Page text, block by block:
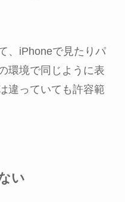
、iPhoneで見たりパ
環境で同じように表
違っていても許容範
い